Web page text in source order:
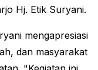
Hj. Etik Suryani.
mengapresiasi
dan masyarakat